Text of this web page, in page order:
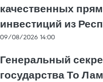
качественных
инвестиций из
09/08/2026 14:00
Генеральный
государства То